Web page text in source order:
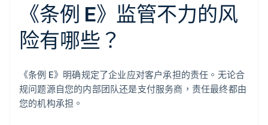
《条例 E》监管不力的风
险有哪些？
《条例 E》明确规定了企业应对客户承担的责任。无论合
规问题源自您的内部团队还是支付服务商，责任最终都由
您的机构承担。